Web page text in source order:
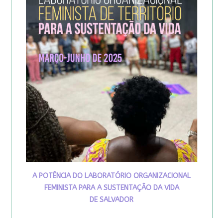
A POTÊNCIA DO LABORATÓRIO ORGANIZACIONAL
FEMINISTA PARA A SUSTENTAÇÃO DA VIDA
DE SALVADOR